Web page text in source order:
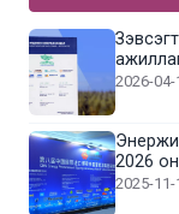
2026-04-
2026
2025-11-